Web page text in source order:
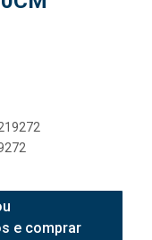
e comprar